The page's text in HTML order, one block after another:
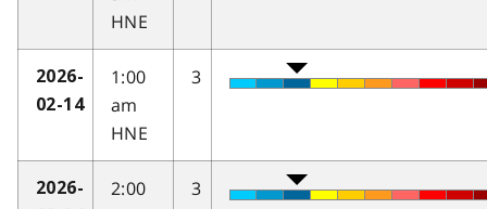
HNE
2026-
02-14
1:00
am
HNE
3
2026-
2:00
3